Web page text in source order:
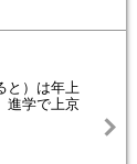
と）は年上
進学で上京